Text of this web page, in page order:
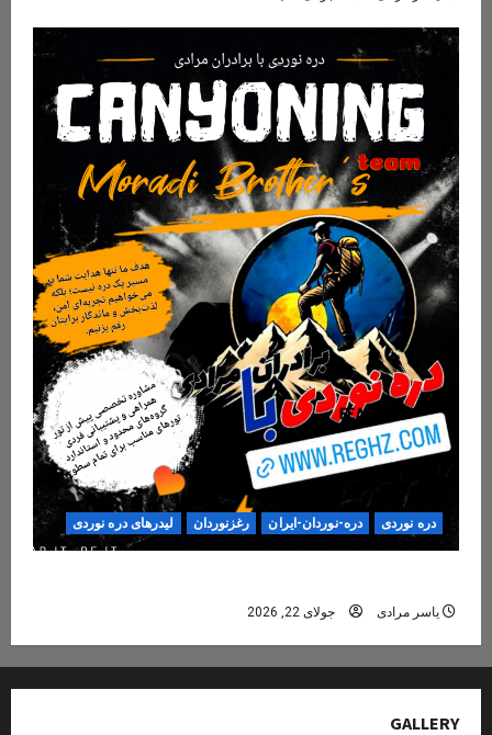
دره نوردی دره-نوردان-ایران رغزنوردان لیدرهای دره نوردی
یاسر مرادی جولای 22, 2026
GALLERY